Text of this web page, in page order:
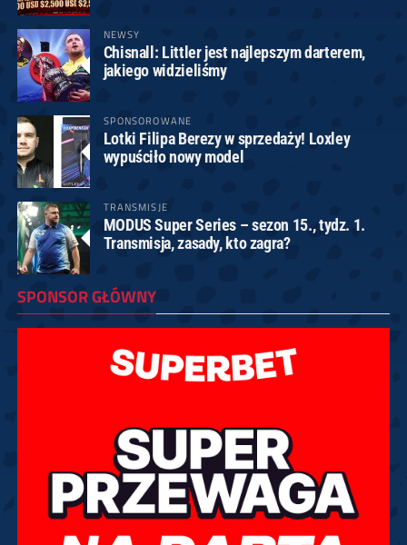
NEWSY
Chisnall: Littler jest najlepszym darterem,
jakiego widzieliśmy
SPONSOROWANE
Lotki Filipa Berezy w sprzedaży! Loxley
wypuściło nowy model
TRANSMISJE
MODUS Super Series – sezon 15., tydz. 1.
Transmisja, zasady, kto zagra?
SPONSOR GŁÓWNY